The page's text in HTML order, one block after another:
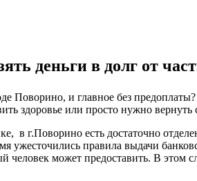
деньги в долг от
Поворино, и главное без
здоровье или просто нужно
в г.Поворино есть достаточно
ужесточились правила выдачи
может предоставить. В этом